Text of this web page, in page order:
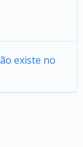
existe no